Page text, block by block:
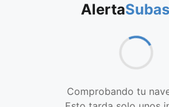
Alerta
Comprobando tu